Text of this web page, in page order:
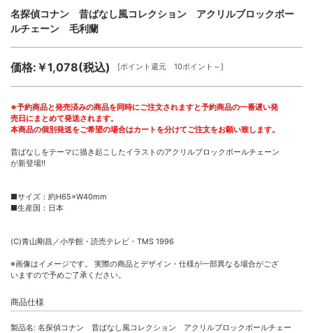
名探偵コナン 昔ばなし風コレクション アクリルブロックボー
ルチェーン 毛利蘭
価格:￥1,078(税込) [ポイント還元 10ポイント～]
※予約商品と発売済みの商品を同時にご注文されますと予約商品の一番遅い発
売日にまとめて発送されます。
本商品の個別発送をご希望の場合はカートを分けてご注文をお願い致します。
昔ばなしをテーマに描き起こしたイラストのアクリルブロックボールチェーン
が新登場!!
■サイズ：約H65×W40mm
■生産国：日本
(C)青山剛昌／小学館・読売テレビ・TMS 1996
※画像はイメージです。 実際の商品とデザイン・仕様が一部異なる場合がござ
いますので予めご了承ください。
商品仕様
製品名: 名探偵コナン 昔ばなし風コレクション アクリルブロックボールチェー